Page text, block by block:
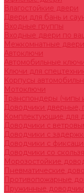
Влагостойкие двери
Двери для бань и
Входные группы
Входные двери по
Межкомнатные
Автоключи
Автомобильные
Ключи для
Корпусы
Мотоключи
Транспондеры (чипы
Доводчики дверные,
Комплектующие для
Доводчики с
Доводчики с
Доводчики с
Доводчики со
Морозостойкие
Пневматические
Противопожарные
Пружинные